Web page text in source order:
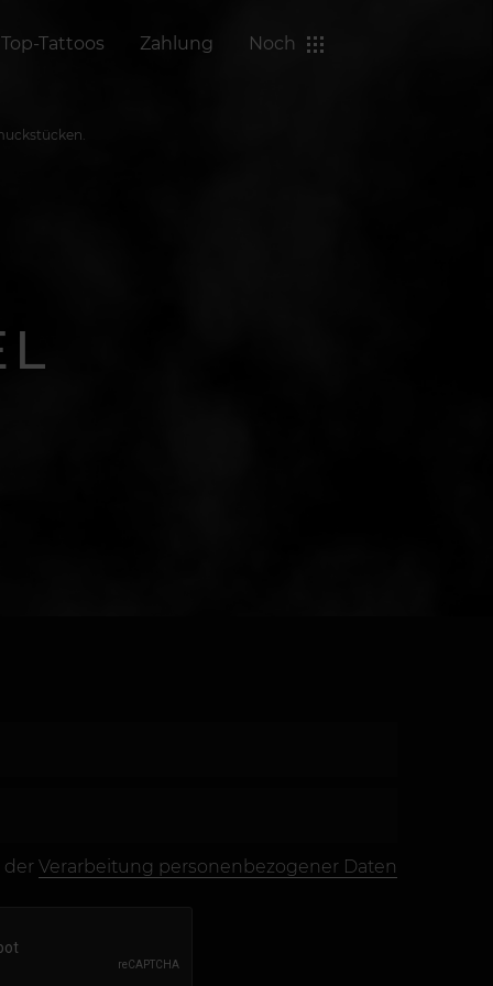
Top-Tattoos Zahlung Noch
der Verarbeitung personenbezogener Daten